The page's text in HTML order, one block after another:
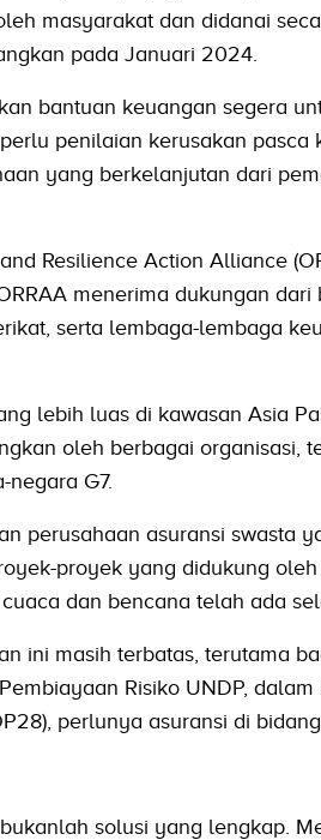
masyarakat dan didanai
pada Januari 2024.
bantuan keuangan segera
penilaian kerusakan pasca
yang berkelanjutan dari
Resilience Action Alliance
menerima dukungan dari
serta lembaga-lembaga
lebih luas di kawasan Asia
oleh berbagai organisasi,
negara G7.
perusahaan asuransi swasta
proyek yang didukung
dan bencana telah ada
ini masih terbatas, terutama
Risiko UNDP, dalam
perlunya asuransi di
solusi yang lengkap.